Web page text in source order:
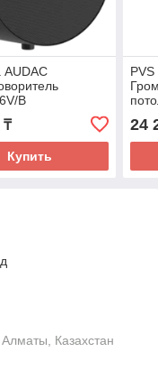
AUDAC
B
₸
Купить
PVS
24
Казахстан